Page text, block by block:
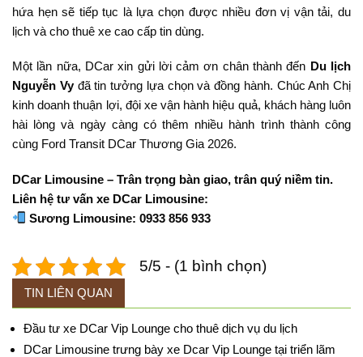
hứa hẹn sẽ tiếp tục là lựa chọn được nhiều đơn vị vận tải, du
lịch và cho thuê xe cao cấp tin dùng.
Một lần nữa, DCar xin gửi lời cảm ơn chân thành đến Du lịch
Nguyễn Vyđã tin tưởng lựa chọn và đồng hành. Chúc Anh Chị
kinh doanh thuận lợi, đội xe vận hành hiệu quả, khách hàng luôn
hài lòng và ngày càng có thêm nhiều hành trình thành công
cùng Ford Transit DCar Thương Gia 2026.
DCar Limousine – Trân trọng bàn giao, trân quý niềm tin.
Liên hệ tư vấn xe DCar Limousine:
Sương Limousine: 0933 856 933
5/5 - (1 bình chọn)
TIN LIÊN QUAN
Đầu tư xe DCar Vip Lounge cho thuê dịch vụ du lịch
DCar Limousine trưng bày xe Dcar Vip Lounge tại triển lãm